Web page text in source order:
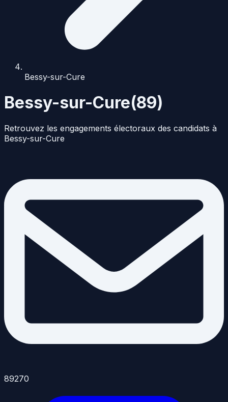
Bessy-sur-Cure
Bessy-sur-Cure(89)
Retrouvez les engagements électoraux des candidats à
Bessy-sur-Cure
89270